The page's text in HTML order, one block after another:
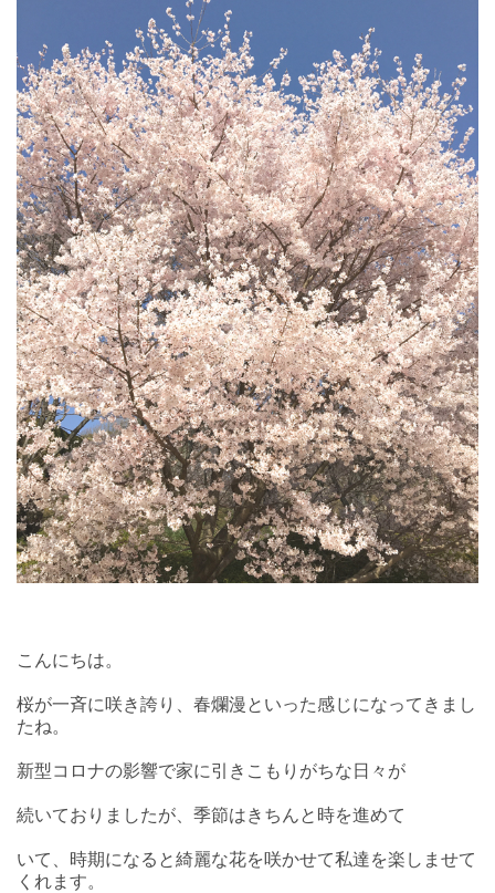
こんにちは。
桜が一斉に咲き誇り、春爛漫といった感じになってきまし
たね。
新型コロナの影響で家に引きこもりがちな日々が
続いておりましたが、季節はきちんと時を進めて
いて、時期になると綺麗な花を咲かせて私達を楽しませて
くれます。